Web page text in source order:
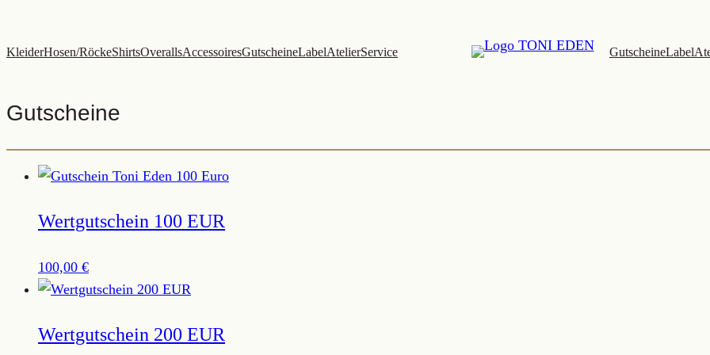
springen
KleiderHosen/RöckeShirtsOverallsAccessoiresGutscheineLabelAtelierService GutscheineLabel
Gutscheine
Wertgutschein 100 EUR
100,00 €
Wertgutschein 200 EUR